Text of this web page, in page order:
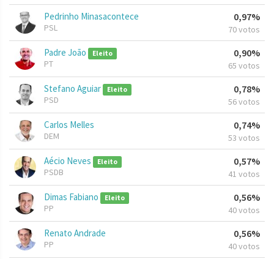
Pedrinho Minasacontece
PSL
0,97%
70 votos
Padre João Eleito
PT
0,90%
65 votos
Stefano Aguiar Eleito
PSD
0,78%
56 votos
Carlos Melles
DEM
0,74%
53 votos
Aécio Neves Eleito
PSDB
0,57%
41 votos
Dimas Fabiano Eleito
PP
0,56%
40 votos
Renato Andrade
PP
0,56%
40 votos